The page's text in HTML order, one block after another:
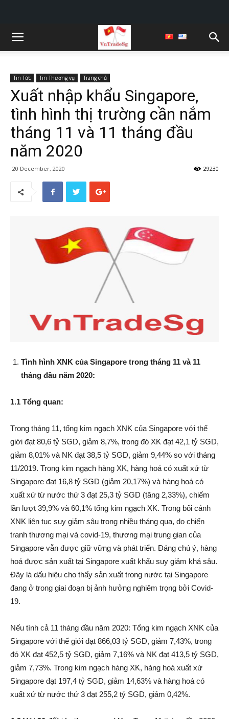
Tin Tức Tin Thương vụ Trang chủ
Xuất nhập khẩu Singapore,
tình hình thị trường cần nắm
tháng 11 và 11 tháng đầu
năm 2020
20 December, 2020 29230
Tình hình XNK của Singapore trong tháng 11 và 11
tháng đầu năm 2020:
1.1 Tổng quan:
Trong tháng 11, tổng kim ngạch XNK của Singapore với thế
giới đạt 80,6 tỷ SGD, giảm 8,7%, trong đó XK đạt 42,1 tỷ SGD,
giảm 8,01% và NK đạt 38,5 tỷ SGD, giảm 9,44% so với tháng
11/2019. Trong kim ngạch hàng XK, hàng hoá có xuất xứ từ
Singapore đạt 16,8 tỷ SGD (giảm 20,17%) và hàng hoá có
xuất xứ từ nước thứ 3 đạt 25,3 tỷ SGD (tăng 2,33%), chiếm
lần lượt 39,9% và 60,1% tổng kim ngạch XK. Trong bối cảnh
XNK liên tục suy giảm sâu trong nhiều tháng qua, do chiến
tranh thương mại và covid-19, thương mại trung gian của
Singapore vẫn được giữ vững và phát triển. Đáng chú ý, hàng
hoá được sản xuất tại Singapore xuất khẩu suy giảm khá sâu.
Đây là dấu hiệu cho thấy sản xuất trong nước tại Singapore
đang ở trong giai đoạn bị ảnh hưởng nghiêm trọng bởi Covid-
19.
Nếu tính cả 11 tháng đầu năm 2020: Tổng kim ngạch XNK của
Singapore với thế giới đạt 866,03 tỷ SGD, giảm 7,43%, trong
đó XK đạt 452,5 tỷ SGD, giảm 7,16% và NK đạt 413,5 tỷ SGD,
giảm 7,73%. Trong kim ngạch hàng XK, hàng hoá xuất xứ
Singapore đạt 197,4 tỷ SGD, giảm 14,63% và hàng hoá có
xuất xứ từ nước thứ 3 đạt 255,2 tỷ SGD, giảm 0,42%.